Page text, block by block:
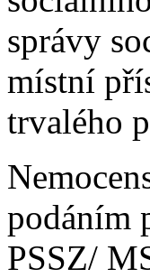
správy
místní
trvalého
podáním
PSSZ/